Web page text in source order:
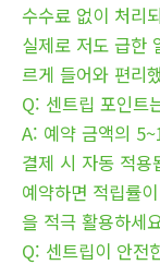
수수료 없이 처리
실제로 저도 급한
르게 들어와 편리
Q: 센트립 포인트
A: 예약 금액의
결제 시 자동 적
예약하면 적립률
을 적극 활용하세
Q: 센트립이 안전